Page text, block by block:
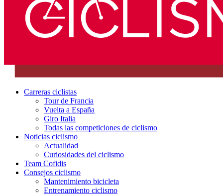
Carreras ciclistas
Tour de Francia
Vuelta a España
Giro Italia
Todas las competiciones de ciclismo
Noticias ciclismo
Actualidad
Curiosidades del ciclismo
Team Cofidis
Consejos ciclismo
Mantenimiento bicicleta
Entrenamiento ciclismo